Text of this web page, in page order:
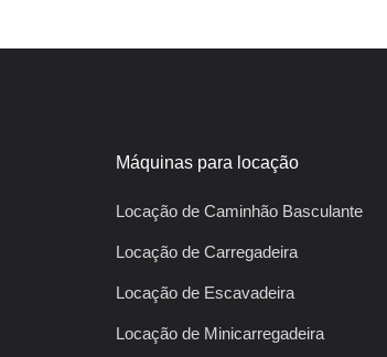
Máquinas para locação
Locação de Caminhão Basculante
Locação de Carregadeira
Locação de Escavadeira
Locação de Minicarregadeira